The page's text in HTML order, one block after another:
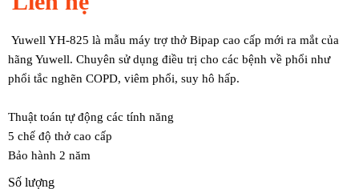
Yuwell YH-825 là mẫu máy trợ thở Bipap cao cấp mới ra mắt của
hãng Yuwell. Chuyên sử dụng điều trị cho các bệnh về phổi như
phổi tắc nghẽn COPD, viêm phổi, suy hô hấp.
Thuật toán tự động các tính năng
5 chế độ thở cao cấp
Bảo hành 2 năm
Số lượng